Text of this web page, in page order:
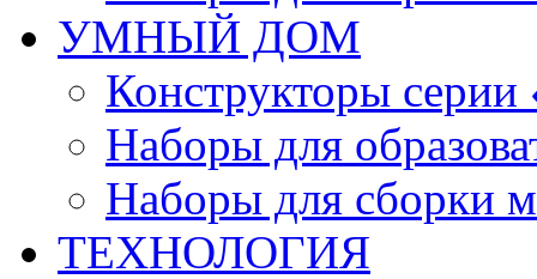
УМНЫЙ ДОМ
Конструкторы
Наборы для
Наборы для сборки
ТЕХНОЛОГИЯ